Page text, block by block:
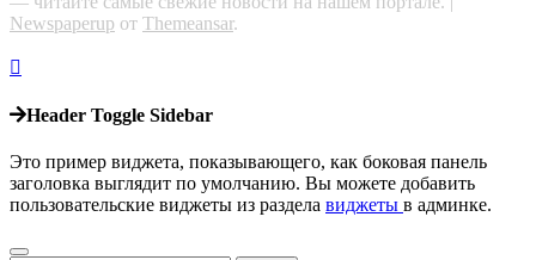
Newspaperup от Themeansar.
Header Toggle Sidebar
Это пример виджета, показывающего, как боковая панель
заголовка выглядит по умолчанию. Вы можете добавить
пользовательские виджеты из раздела виджеты в админке.